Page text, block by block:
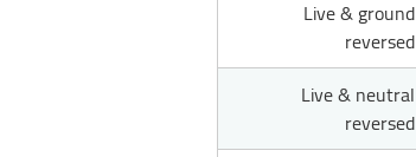
Live & ground
reversed
Live & neutral
reversed